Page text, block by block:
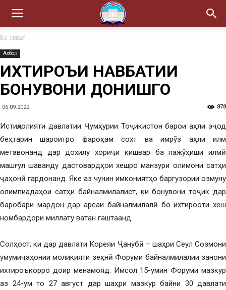
Ба аввал
Ахбор
ИХТИРОЪИ НАВБАТИИ
БОНУВОНИ ДОНИШГОҲ
06.09.2022 878
Истиқлолияти давлатии Ҷумҳурии Тоҷикистон барои аҳли эҷод
беҳтарин шароитро фароҳам сохт ва имрӯз аҳли илм
метавонанд дар дохилу хориҷи кишвар ба пажӯҳиши илмӣ
машғул шаванду дастовардҳои хешро манзури олимони сатҳи
ҷаҳонӣ гардонанд. Яке аз чунин имкониятҳо баргузории озмуну
олимпиадаҳои сатҳи байналмилалист, ки бонувони тоҷик дар
баробари мардон дар арсаи байналмилалӣ бо ихтирооти хеш
номбардори миллату ватан гаштаанд.
Солҳост, ки дар давлати Кореяи Ҷанубӣ – шаҳри Сеул Созмони
умумиҷаҳонии моликияти зеҳнӣ Форуми байналмилалии занони
ихтироъкорро доир менамояд. Имсол 15-умин Форуми мазкур
аз 24-ум то 27 август дар шаҳри мазкур байни 30 давлати